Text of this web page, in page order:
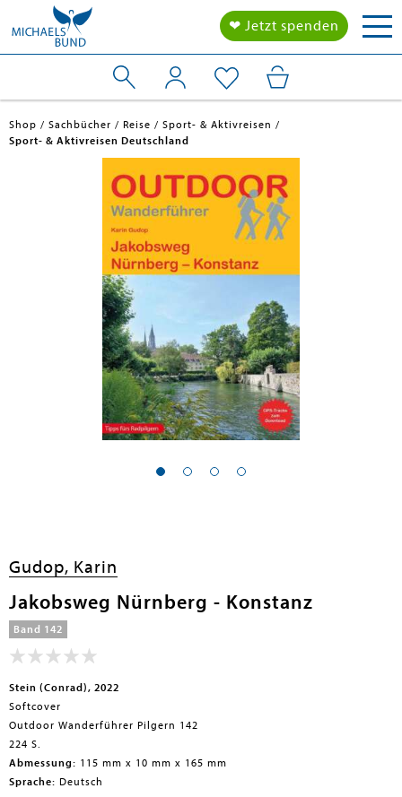
❤ Jetzt spenden
Shop Sachbücher Reise
Sport- & Aktivreisen
Sport- & Aktivreisen Deutschland
Gudop, Karin
Jakobsweg Nürnberg - Konstanz
Band 142
Stein (Conrad), 2022
Softcover
Outdoor Wanderführer Pilgern 142
224 S.
Abmessung: 115 mm x 10 mm x 165 mm
Sprache: Deutsch